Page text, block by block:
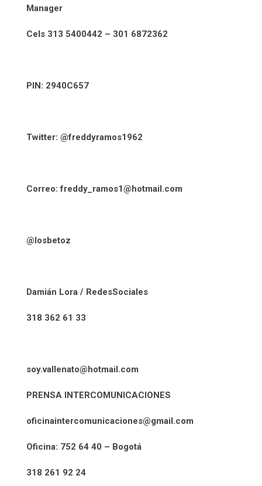
Manager
Cels 313 5400442 – 301 6872362
PIN: 2940C657
Twitter: @freddyramos1962
Correo: freddy_ramos1@hotmail.com
@losbetoz
Damián Lora / RedesSociales
318 362 61 33
soy.vallenato@hotmail.com
PRENSA INTERCOMUNICACIONES
oficinaintercomunicaciones@gmail.com
Oficina: 752 64 40 – Bogotá
318 261 92 24